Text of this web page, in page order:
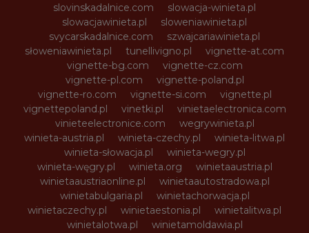
slovinskadalnice.com
slowacja-winieta.pl
slowacjawinieta.pl
sloweniawinieta.pl
svycarskadalnice.com
szwajcariawinieta.pl
słoweniawinieta.pl
tunellivigno.pl
vignette-at.com
vignette-bg.com
vignette-cz.com
vignette-pl.com
vignette-poland.pl
vignette-ro.com
vignette-si.com
vignette.pl
vignettepoland.pl
vinetki.pl
vinietaelectronica.com
vinieteelectronice.com
wegrywinieta.pl
winieta-austria.pl
winieta-czechy.pl
winieta-litwa.pl
winieta-słowacja.pl
winieta-wegry.pl
winieta-węgry.pl
winieta.org
winietaaustria.pl
winietaaustriaonline.pl
winietaautostradowa.pl
winietabulgaria.pl
winietachorwacja.pl
winietaczechy.pl
winietaestonia.pl
winietalitwa.pl
winietalotwa.pl
winietamoldawia.pl